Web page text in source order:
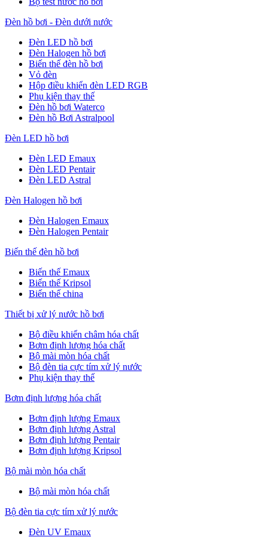
Đèn hồ bơi - Đèn dưới nước
Đèn LED hồ bơi
Đèn Halogen hồ bơi
Biến thế đèn hồ bơi
Vỏ đèn
Hộp điều khiển đèn LED RGB
Phụ kiện thay thế
Đèn hồ bơi Waterco
Đèn hồ Bơi Astralpool
Đèn LED hồ bơi
Đèn LED Emaux
Đèn LED Pentair
Đèn LED Astral
Đèn Halogen hồ bơi
Đèn Halogen Emaux
Đèn Halogen Pentair
Biến thế đèn hồ bơi
Biến thế Emaux
Biến thế Kripsol
Biến thế china
Thiết bị xử lý nước hồ bơi
Bộ điều khiển châm hóa chất
Bơm định lượng hóa chất
Bộ mài mòn hóa chất
Bộ đèn tia cực tím xử lý nước
Phụ kiện thay thế
Bơm định lượng hóa chất
Bơm định lượng Emaux
Bơm định lượng Astral
Bơm định lượng Pentair
Bơm định lượng Kripsol
Bộ mài mòn hóa chất
Bộ mài mòn hóa chất
Bộ đèn tia cực tím xử lý nước
Đèn UV Emaux